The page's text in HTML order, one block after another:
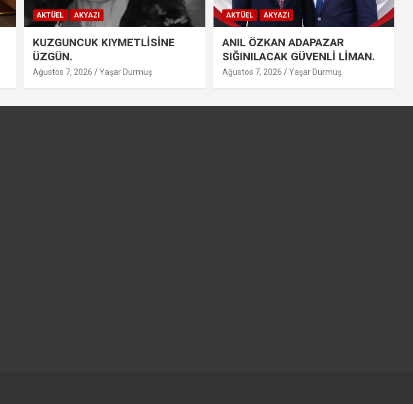
AKTÜEL AKYAZI
KUZGUNCUK KIYMETLİSİNE
ÜZGÜN.
Ağustos 7, 2026 Yaşar Durmuş
AKTÜEL AKYAZI
ANIL ÖZKAN ADAPAZAR
SIĞINILACAK GÜVENLİ LİMAN.
Ağustos 7, 2026 Yaşar Durmuş